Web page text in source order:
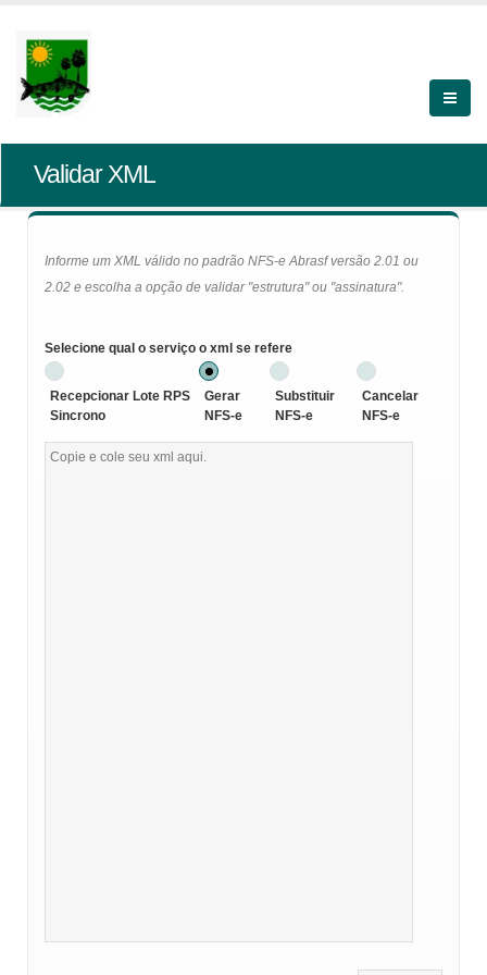
Validar XML
Informe um XML válido no padrão NFS-e Abrasf versão 2.01 ou
2.02 e escolha a opção de validar "estrutura" ou "assinatura".
Selecione qual o serviço o xml se refere
Recepcionar Lote RPS
Sincrono
Gerar
NFS-e
Substituir
NFS-e
Cancelar
NFS-e